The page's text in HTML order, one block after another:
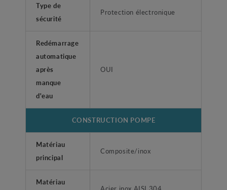
Type de
sécurité
Protection électronique
Redémarrage
automatique
après
manque
d'eau
OUI
CONSTRUCTION POMPE
Matériau
principal
Composite/inox
Matériau